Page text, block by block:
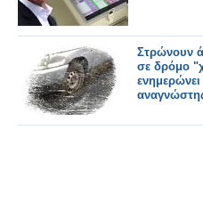
Στρώνουν
σε δρόμο
ενημερώνει